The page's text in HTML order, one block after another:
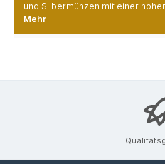
und Silbermünzen mit einer
Mehr